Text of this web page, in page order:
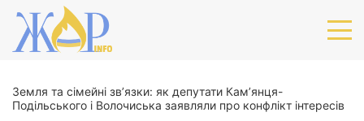
Земля та сімейні зв’язки: як депутати Кам’янця-
Подільського і Волочиська заявляли про конфлікт інтересів